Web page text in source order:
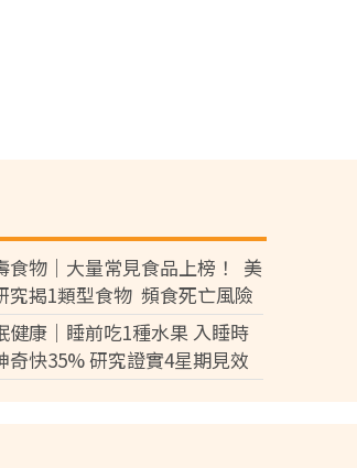
食物｜大量常見食品上榜！ 美
究揭1類型食物 頻食死亡風險
17%
健康｜睡前吃1種水果 入睡時
奇快35% 研究證實4星期見效